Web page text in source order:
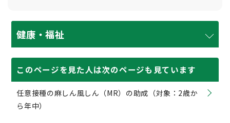
健康・福祉
このページを見た人は次のページも見ています
任意接種の麻しん風しん（MR）の助成（対象：2歳か
ら年中）